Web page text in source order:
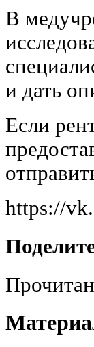
В
и дать
Если
https://